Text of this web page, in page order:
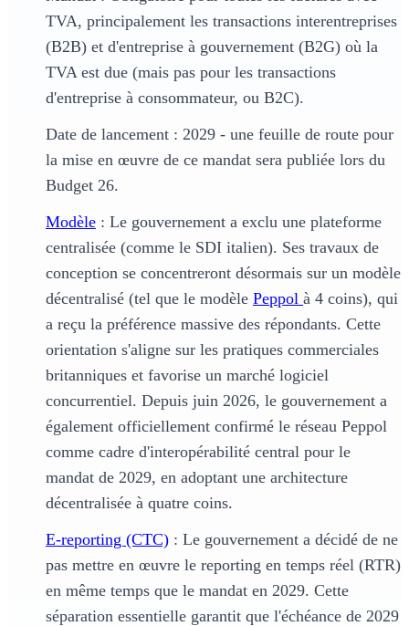
TVA, principalement les transactions interentreprises
(B2B) et d'entreprise à gouvernement (B2G) où la
TVA est due (mais pas pour les transactions
d'entreprise à consommateur, ou B2C).
Date de lancement : 2029 - une feuille de route pour
la mise en œuvre de ce mandat sera publiée lors du
Budget 26.
Modèle : Le gouvernement a exclu une plateforme
centralisée (comme le SDI italien). Ses travaux de
conception se concentreront désormais sur un modèle
décentralisé (tel que le modèle Peppol à 4 coins), qui
a reçu la préférence massive des répondants. Cette
orientation s'aligne sur les pratiques commerciales
britanniques et favorise un marché logiciel
concurrentiel. Depuis juin 2026, le gouvernement a
également officiellement confirmé le réseau Peppol
comme cadre d'interopérabilité central pour le
mandat de 2029, en adoptant une architecture
décentralisée à quatre coins.
E-reporting (CTC) : Le gouvernement a décidé de ne
pas mettre en œuvre le reporting en temps réel (RTR)
en même temps que le mandat en 2029. Cette
séparation essentielle garantit que l'échéance de 2029